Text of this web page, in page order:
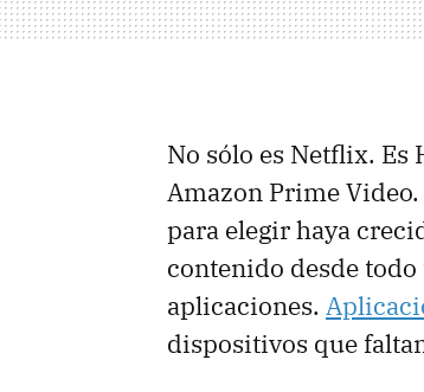
No sólo es Netflix. Es
Amazon Prime
para elegir haya
contenido desde
aplicaciones.
dispositivos que